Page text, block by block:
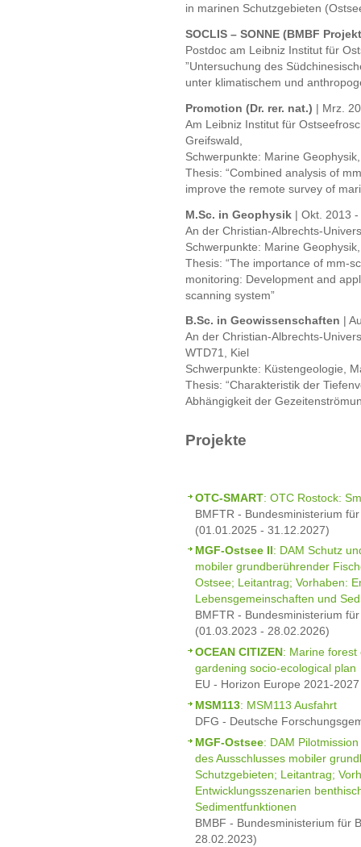
in marinen Schutzgebieten
SOCLIS – SONNE (BMBF
Postdoc am Leibniz Institut für
”Untersuchung des
unter klimatischem und
Promotion (Dr. rer. nat.) | Mrz.
Am Leibniz Institut für
Greifswald,
Schwerpunkte: Marine
Thesis: “Combined analysis of
improve the remote survey of
M.Sc. in Geophysik | Okt. 2013
An der Christian-Albrechts-
Schwerpunkte: Marine
Thesis: “The importance of mm-
monitoring: Development and
scanning system”
B.Sc. in Geowissenschaften |
An der Christian-Albrechts-
WTD71, Kiel
Schwerpunkte: Küstengeologie,
Thesis: “Charakteristik der
Abhängigkeit der
Projekte
OTC-SMART: OTC Rostock:
BMFTR - Bundesministerium
(01.01.2025 - 31.12.2027)
MGF-Ostsee II: DAM Schutz
mobiler grundberührender
Ostsee; Leitantrag; Vorhaben:
Lebensgemeinschaften und
BMFTR - Bundesministerium
(01.03.2023 - 28.02.2026)
OCEAN CITIZEN: Marine
gardening socio-ecological plan
EU - Horizon Europe 2021-
MSM113: MSM113 Ausfahrt
DFG - Deutsche
MGF-Ostsee: DAM
des Ausschlusses mobiler
Schutzgebieten; Leitantrag;
Entwicklungsszenarien
Sedimentfunktionen
BMBF - Bundesministerium für
28.02.2023)